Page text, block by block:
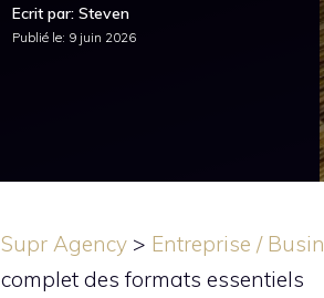
Ecrit par: Steven
Publié le: 9 juin 2026
Supr Agency > Entreprise /
complet des formats essentiels